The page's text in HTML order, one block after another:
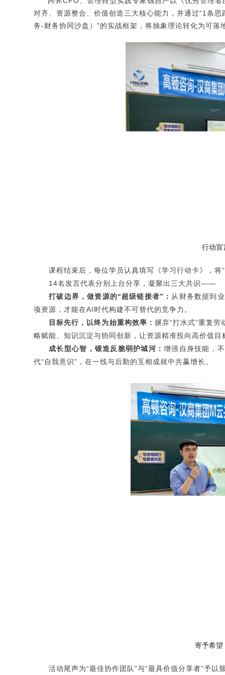
对齐、资源整合、价值创造三大核心能力，并通过“1条
务-财务协同沙盘）”的实战框架，将抽象理论转化为可落
行动宣
课程结束后，每位学员认真填写《学习行动卡》，
14名发言代表分别上台分享，凝聚出三大共识——
打破边界，做资源的“超级链接者”： 从财务数据到
项资源，才能在AI时代构建不可替代的竞争力。
目标先行，以终为始重构效率： 摒弃“打水式”重复
略赋能、知识沉淀与协同创新，让资源精准投向高价值目
成长型心智，锻造反脆弱护城河：增强自身技能，
代“自我意识”，在一线与后勤的互相成就中共赢增长。
寄予希望
活动尾声为“最佳协作团队”与“最具价值分享者”予